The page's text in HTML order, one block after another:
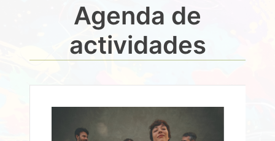
Agenda de
actividades